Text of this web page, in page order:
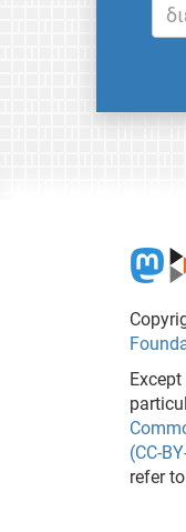
(CC-
refer